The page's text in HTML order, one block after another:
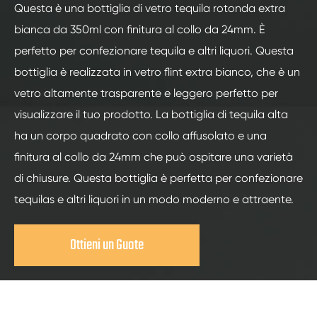
Questa è una bottiglia di vetro tequila rotonda extra
bianca da 350ml con finitura al collo da 24mm. È
perfetto per confezionare tequila e altri liquori. Questa
bottiglia è realizzata in vetro flint extra bianco, che è un
vetro altamente trasparente e leggero perfetto per
visualizzare il tuo prodotto. La bottiglia di tequila alta
ha un corpo quadrato con collo affusolato e una
finitura al collo da 24mm che può ospitare una varietà
di chiusure. Questa bottiglia è perfetta per confezionare
tequilas e altri liquori in un modo moderno e attraente.
Ottieni un Guote